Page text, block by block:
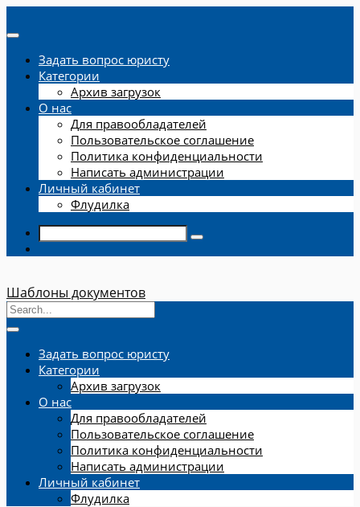
Задать вопрос юристу
Категории
Архив загрузок
О нас
Для правообладателей
Пользовательское соглашение
Политика конфиденциальности
Написать администрации
Личный кабинет
Флудилка
Шаблоны документов
Задать вопрос юристу
Категории
Архив загрузок
О нас
Для правообладателей
Пользовательское соглашение
Политика конфиденциальности
Написать администрации
Личный кабинет
Флудилка